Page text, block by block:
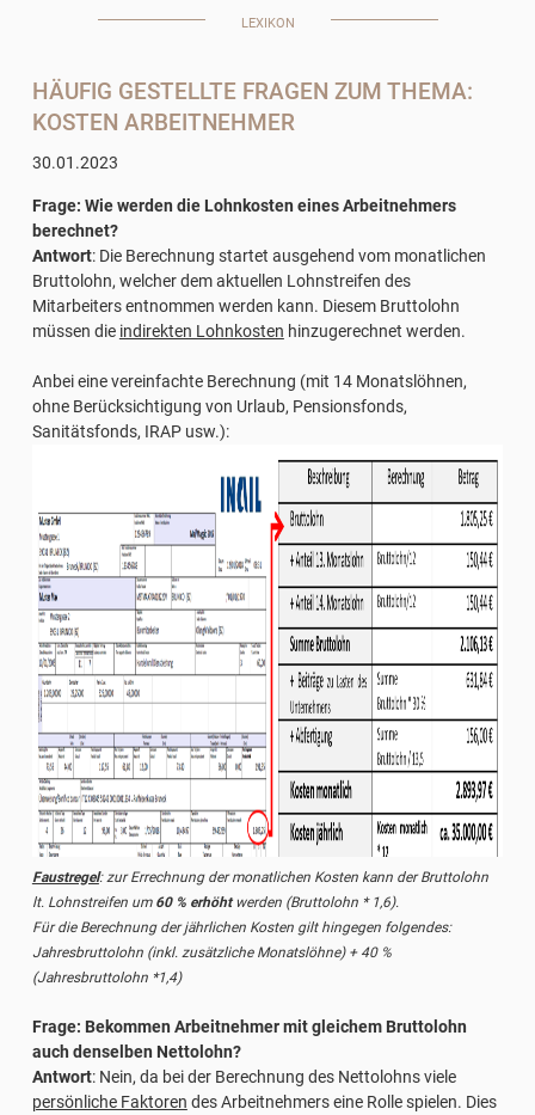
LEXIKON
HÄUFIG GESTELLTE FRAGEN ZUM THEMA:
KOSTEN ARBEITNEHMER
30.01.2023
Frage: Wie werden die Lohnkosten eines Arbeitnehmers
berechnet?
Antwort: Die Berechnung startet ausgehend vom monatlichen
Bruttolohn, welcher dem aktuellen Lohnstreifen des
Mitarbeiters entnommen werden kann. Diesem Bruttolohn
müssen die indirekten Lohnkosten hinzugerechnet werden.
Anbei eine vereinfachte Berechnung (mit 14 Monatslöhnen,
ohne Berücksichtigung von Urlaub, Pensionsfonds,
Sanitätsfonds, IRAP usw.):
Faustregel: zur Errechnung der monatlichen Kosten kann der Bruttolohn
lt. Lohnstreifen um 60 % erhöhtwerden (Bruttolohn * 1,6).
Für die Berechnung der jährlichen Kosten gilt hingegen folgendes:
Jahresbruttolohn (inkl. zusätzliche Monatslöhne) + 40 %
(Jahresbruttolohn *1,4)
Frage: Bekommen Arbeitnehmer mit gleichem Bruttolohn
auch denselben Nettolohn?
Antwort: Nein, da bei der Berechnung des Nettolohns viele
persönliche Faktoren des Arbeitnehmers eine Rolle spielen. Dies